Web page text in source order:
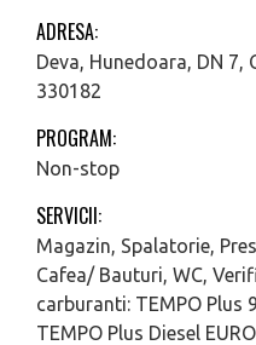
ADRESA:
Deva, Hunedoara, DN
330182
PROGRAM:
Non-stop
SERVICII:
Magazin, Spalatorie,
Cafea/ Bauturi, WC,
carburanti: TEMPO Plus
TEMPO Plus Diesel